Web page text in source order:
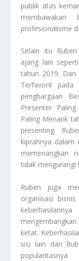
publik atas
profesionalisme
Selain itu
ajang lain
tahun 2019.
Terfavorit pada
penghargaan
Presenter
Paling Menarik
presenting
kiprahnya dalam
memenangkan
tidak mengurangi
Ruben juga
organisasi
ketat.
sisi lain dari